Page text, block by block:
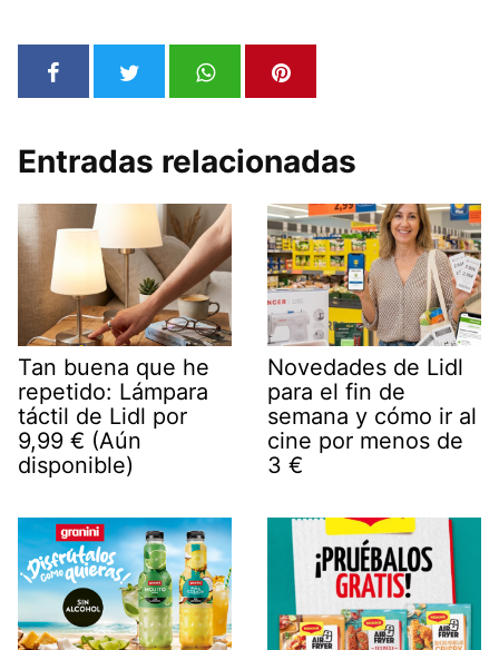
Entradas relacionadas
Tan buena que he
repetido: Lámpara
táctil de Lidl por
9,99 € (Aún
disponible)
Novedades de Lidl
para el fin de
semana y cómo ir al
cine por menos de
3 €